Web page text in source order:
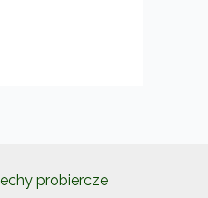
probiercze